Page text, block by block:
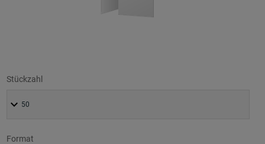
Stückzahl
Format